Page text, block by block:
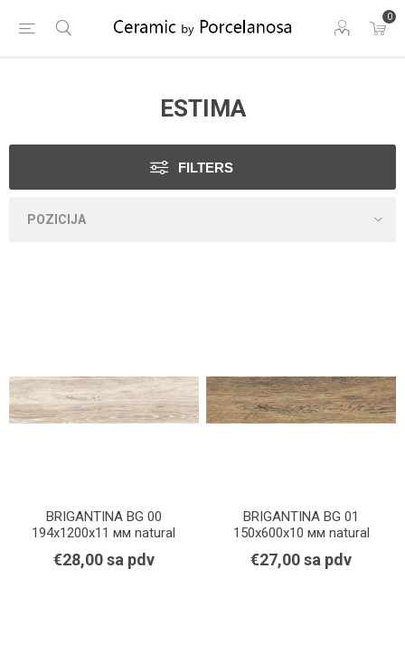
0
ESTIMA
FILTERS
BRIGANTINA BG 00
194x1200x11 мм natural
€28,00 sa pdv
BRIGANTINA BG 01
150x600x10 мм natural
€27,00 sa pdv